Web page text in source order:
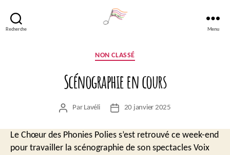
Recherche Menu
Catégories
NON CLASSÉ
Scénographie en cours
Auteur
l’article
Par Lavéli
Date
l’article
20 janvier 2025
Le Chœur des Phonies Polies s’est retrouvé ce week-end
pour travailler la scénographie de son spectacles Voix